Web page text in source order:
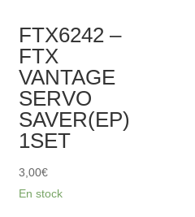
FTX6242 –
FTX
VANTAGE
SERVO
SAVER(EP)
1SET
3,00€
En stock